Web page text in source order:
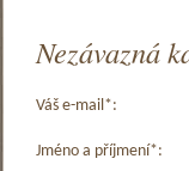
Nezávazná
Váš e-mail*:
Jméno a příjmení*: